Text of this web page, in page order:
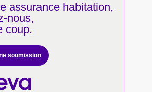
assurance habitation,
nous,
coup.
soumission